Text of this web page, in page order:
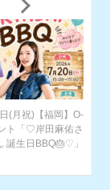
(月祝)【福岡】O-
ト「♡岸田麻佑さ
誕生日BBQ🎂♡」